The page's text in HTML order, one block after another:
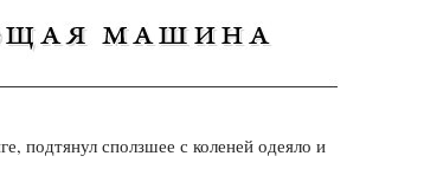
подтянул сползшее с коленей одеяло и